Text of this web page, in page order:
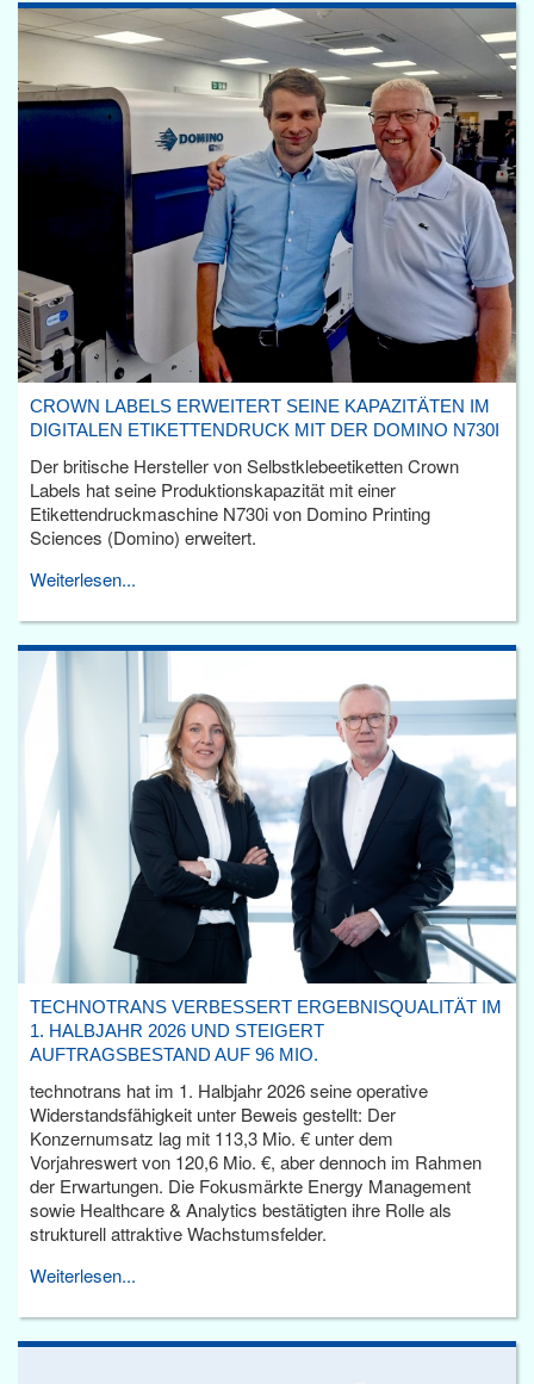
CROWN LABELS ERWEITERT SEINE KAPAZITÄTEN IM
DIGITALEN ETIKETTENDRUCK MIT DER DOMINO N730I
Der britische Hersteller von Selbstklebeetiketten Crown
Labels hat seine Produktionskapazität mit einer
Etikettendruckmaschine N730i von Domino Printing
Sciences (Domino) erweitert.
Weiterlesen...
TECHNOTRANS VERBESSERT ERGEBNISQUALITÄT IM
1. HALBJAHR 2026 UND STEIGERT
AUFTRAGSBESTAND AUF 96 MIO.
technotrans hat im 1. Halbjahr 2026 seine operative
Widerstandsfähigkeit unter Beweis gestellt: Der
Konzernumsatz lag mit 113,3 Mio. € unter dem
Vorjahreswert von 120,6 Mio. €, aber dennoch im Rahmen
der Erwartungen. Die Fokusmärkte Energy Management
sowie Healthcare & Analytics bestätigten ihre Rolle als
strukturell attraktive Wachstumsfelder.
Weiterlesen...